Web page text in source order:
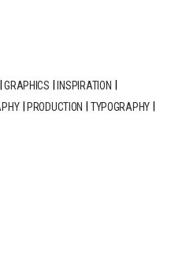
GRAPHICS
INSPIRATION
PRODUCTION
TYPOGRAPHY